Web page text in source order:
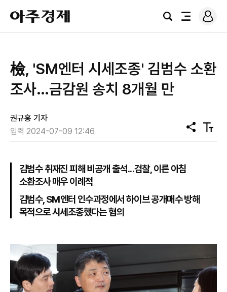
아
주
경
검
전
로
그
檢, 'SM엔터 시세조종' 김범수 소환
조사…금감원 송치 8개월 만
권규홍 기자
입력 2024-07-09 12:46
공
유
텍
스
김범수 취재진 피해 비공개 출석...검찰, 이른 아침
소환조사 매우 이례적
김범수, SM엔터 인수과정에서 하이브 공개매수 방해
목적으로 시세조종했다는 혐의